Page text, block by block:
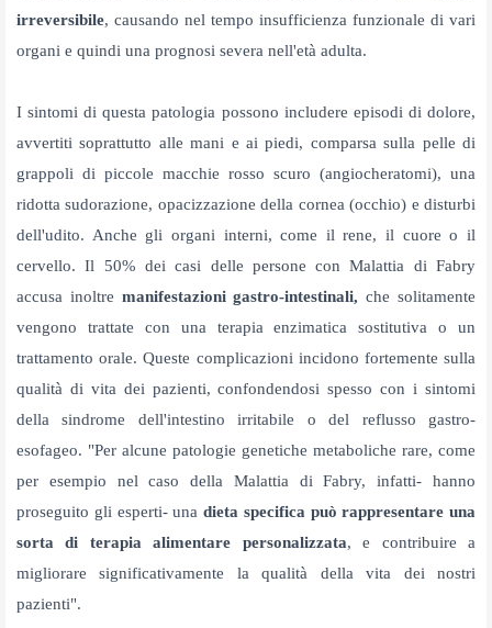
irreversibile, causando nel tempo insufficienza funzionale di vari
organi e quindi una prognosi severa nell'età adulta.
I sintomi di questa patologia possono includere episodi di dolore,
avvertiti soprattutto alle mani e ai piedi, comparsa sulla pelle di
grappoli di piccole macchie rosso scuro (angiocheratomi), una
ridotta sudorazione, opacizzazione della cornea (occhio) e disturbi
dell'udito. Anche gli organi interni, come il rene, il cuore o il
cervello. Il 50% dei casi delle persone con Malattia di Fabry
accusa inoltre manifestazioni gastro-intestinali, che solitamente
vengono trattate con una terapia enzimatica sostitutiva o un
trattamento orale. Queste complicazioni incidono fortemente sulla
qualità di vita dei pazienti, confondendosi spesso con i sintomi
della sindrome dell'intestino irritabile o del reflusso gastro-
esofageo. "Per alcune patologie genetiche metaboliche rare, come
per esempio nel caso della Malattia di Fabry, infatti- hanno
proseguito gli esperti- una dieta specifica può rappresentare una
sorta di terapia alimentare personalizzata, e contribuire a
miglioraresignificativamente la qualità della vita dei nostri
pazienti".